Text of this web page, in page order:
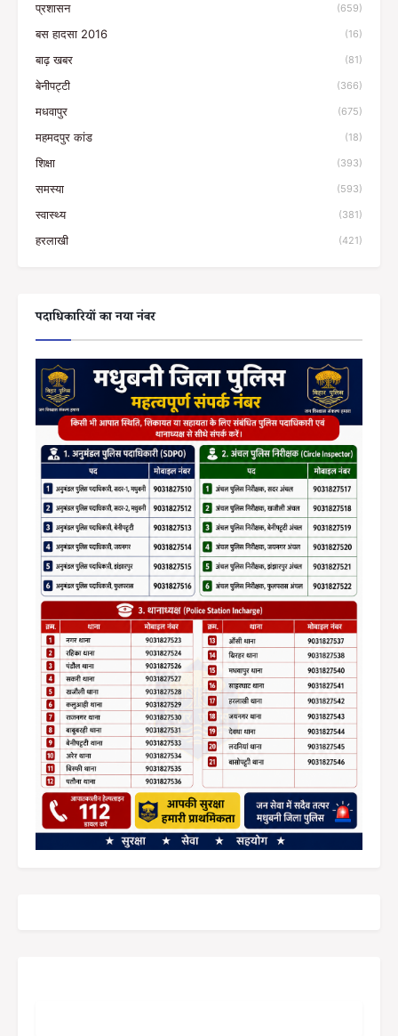
प्रशासन (659)
बस हादसा 2016 (16)
बाढ़ खबर (81)
बेनीपट्टी (366)
मधवापुर (675)
महमदपुर कांड (18)
शिक्षा (393)
समस्या (593)
स्वास्थ्य (381)
हरलाखी (421)
पदाधिकारियों का नया नंबर